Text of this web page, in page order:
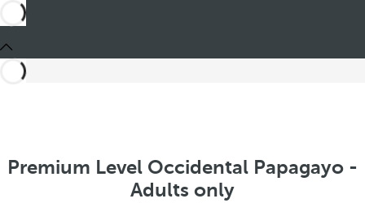
Premium Level Occidental Papagayo -
Adults only